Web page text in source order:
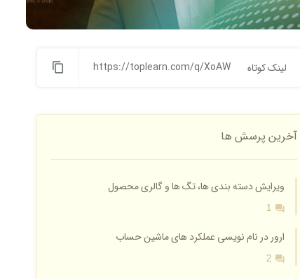
لینک کوتاه https://toplearn.com/q/XoAW
آخرین پرسش ها
ویرایش دسته بندی ها، تگ ها و گالری محصول
1
ارور در نام نویسی عملکرد های ماشین حساب
2